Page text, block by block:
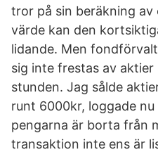
tror på sin beräkning
värde kan den
lidande. Men
sig inte frestas av
stunden. Jag sålde
runt 6000kr, loggade
pengarna är borta från
transaktion inte ens är